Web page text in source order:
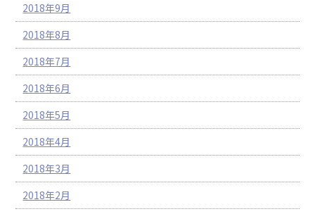
2018年9月
2018年8月
2018年7月
2018年6月
2018年5月
2018年4月
2018年3月
2018年2月